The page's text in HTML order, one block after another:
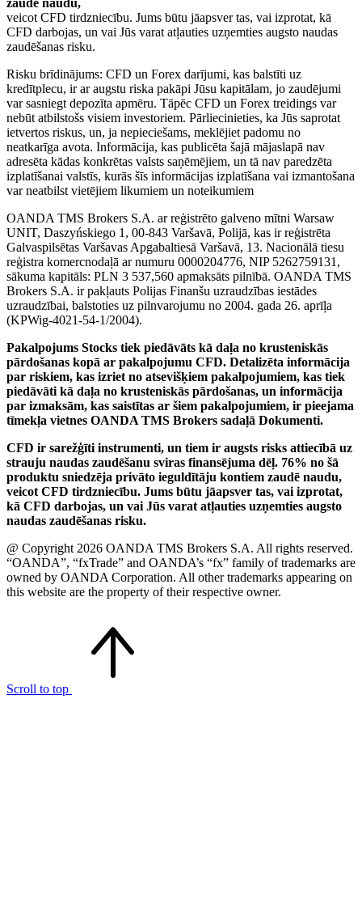
veicot CFD tirdzniecību. Jums būtu jāapsver tas, vai izprotat, kā
CFD darbojas, un vai Jūs varat atļauties uzņemties augsto naudas
zaudēšanas risku.
Risku brīdinājums: CFD un Forex darījumi, kas balstīti uz
kredītplecu, ir ar augstu riska pakāpi Jūsu kapitālam, jo zaudējumi
var sasniegt depozīta apmēru. Tāpēc CFD un Forex treidings var
nebūt atbilstošs visiem investoriem. Pārliecinieties, ka Jūs saprotat
ietvertos riskus, un, ja nepieciešams, meklējiet padomu no
neatkarīga avota. Informācija, kas publicēta šajā mājaslapā nav
adresēta kādas konkrētas valsts saņēmējiem, un tā nav paredzēta
izplatīšanai valstīs, kurās šīs informācijas izplatīšana vai izmantošana
var neatbilst vietējiem likumiem un noteikumiem
OANDA TMS Brokers S.A. ar reģistrēto galveno mītni Warsaw
UNIT, Daszyńskiego 1, 00-843 Varšavā, Polijā, kas ir reģistrēta
Galvaspilsētas Varšavas Apgabaltiesā Varšavā, 13. Nacionālā tiesu
reģistra komercnodaļā ar numuru 0000204776, NIP 5262759131,
sākuma kapitāls: PLN 3 537,560 apmaksāts pilnībā. OANDA TMS
Brokers S.A. ir pakļauts Polijas Finanšu uzraudzības iestādes
uzraudzībai, balstoties uz pilnvarojumu no 2004. gada 26. aprīļa
(KPWig-4021-54-1/2004).
Pakalpojums Stocks tiek piedāvāts kā daļa no krusteniskās
pārdošanas kopā ar pakalpojumu CFD. Detalizēta informācija
par riskiem, kas izriet no atsevišķiem pakalpojumiem, kas tiek
piedāvāti kā daļa no krusteniskās pārdošanas, un informācija
par izmaksām, kas saistītas ar šiem pakalpojumiem, ir pieejama
tīmekļa vietnes OANDA TMS Brokers sadaļā Dokumenti.
CFD ir sarežģīti instrumenti, un tiem ir augsts risks attiecībā uz
strauju naudas zaudēšanu sviras finansējuma dēļ. 76% no šā
produktu sniedzēja privāto ieguldītāju kontiem zaudē naudu,
veicot CFD tirdzniecību. Jums būtu jāapsver tas, vai izprotat,
kā CFD darbojas, un vai Jūs varat atļauties uzņemties augsto
naudas zaudēšanas risku.
@ Copyright 2026 OANDA TMS Brokers S.A. All rights reserved.
“OANDA”, “fxTrade” and OANDA’s “fx” family of trademarks are
owned by OANDA Corporation. All other trademarks appearing on
this website are the property of their respective owner.
Scroll to top